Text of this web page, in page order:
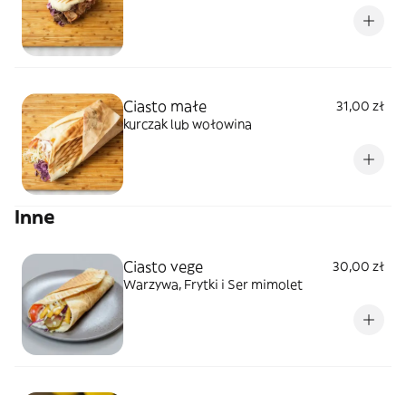
Ciasto małe
31,00 zł
kurczak lub wołowina
Inne
Ciasto vege
30,00 zł
Warzywa, Frytki i Ser mimolet